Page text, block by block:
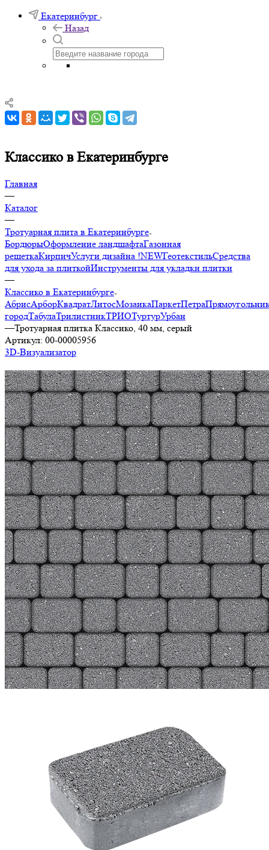
Екатеринбург
Назад
Классико в Екатеринбурге
Главная
—
Каталог
—
Тротуарная плита в Екатеринбурге
БордюрыОформление ландшафтаГазонная
решеткаКирпичУслуги дизайна !NEWГеотекстильСредства
для ухода за плиткойИнструменты для укладки плитки
—
Классико в Екатеринбурге
АбрисАрборКвадратЛитосМозаикаПаркетПетра
городТабулаТрилистникТРИОТуртурУрбан
—Тротуарная плитка Классико, 40 мм, серый
Артикул: 00-00005956
3D-Визуализатор